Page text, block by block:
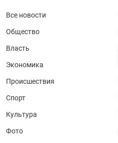
Все новости
Общество
Власть
Экономика
Происшествия
Спорт
Культура
Фото